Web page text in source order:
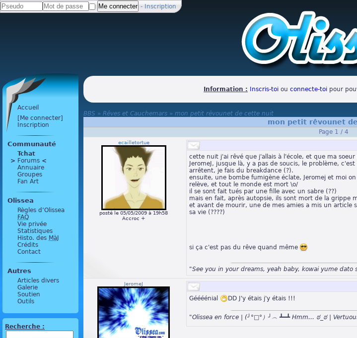
- Inscription
Accueil
[Me connecter]
Inscription
Communauté
Tchat
> Forums <
Annuaire
Groupes
Fan Art
Olissea
Règles d’Olissea
FAQ
Vie privée
Statistiques
Histo. des MàJ
Crédits
Contact
Autres
Articles divers
Galerie
Soutien
Outils
Recherche :
Information : Inscris-toi ou connecte-toi pour
BBS » Rêves et Cauchemars » mon petit rêvounet de cette nuit
mon petit rêvounet
Page 1 / 4
ecailletortue
posté le 05/05/2009 à 19h58
Accroc +
cette nuit j'ai rêvé que j'allais à l'école, et que ma
JeromeJ, jusque là, y a pas de soucis, le problème,
arrêtent, je fais du breakdance (?).
ensuite, une bombe fumigène éclate, Jeromej et moi
relève, et tout le monde est mort \o/
il se sont fait tués par une fille avec un sabre (??)
mais en fait, après autopsie, ils sont mort de la grippe
et avant de mourir, une de mes amies a mis un article
sa vie (????)
si ça c'est pas du rêve quand même
"See you in your dreams, yeah baby, kowai yume dato
JeromeJ
Géééénial DD J'y étais j'y étais !!!
"Olissea en force | (╯°□°）╯︵ ┻━┻ Hmm… ಠ_ಠ |